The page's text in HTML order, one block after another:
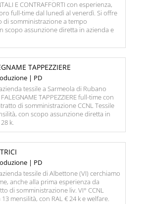
E CONTRAFFORTI con esperienza,
full-time dal lunedì al venerdì. Si offre
di somministrazione a tempo
scopo assunzione diretta in azienda e
TAPPEZZIERE
| PD
tessile a Sarmeola di Rubano
TAPPEZZIERE full-time con
di somministrazione CCNL Tessile
con scopo assunzione diretta in
k.
| PD
tessile di Albettone (VI) cerchiamo
anche alla prima esperienza da
di somministrazione liv. VI° CCNL
mensilità, con RAL € 24 k e welfare.